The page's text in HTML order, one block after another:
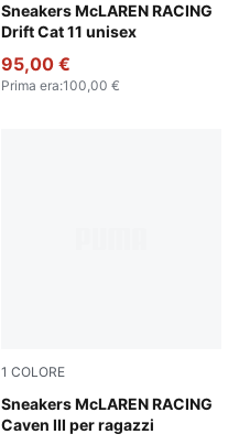
Sneakers McLAREN RACING
Drift Cat 11 unisex
PUMA White-Bright Papaya
95,00 €
Prima era:100,00 €
1 COLORE
Sneakers McLAREN RACING
Caven III per ragazzi
Puma Black